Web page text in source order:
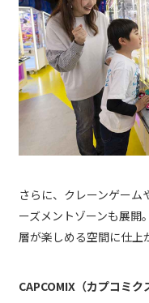
さらに、クレーンゲーム
ーズメントゾーンも展開
層が楽しめる空間に仕上
CAPCOMIX（カプコミ